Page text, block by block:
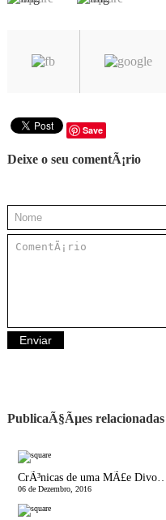
Save
Deixe o seu comentÃ¡rio
PublicaÃ§Ãµes relacionadas
CrÃ³nicas de uma MÃ£e Divorciada | Somos uma FamÃ­lia em ConstruÃ§Ã£o
06 de Dezembro, 2016